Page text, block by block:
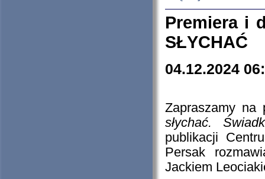
Premiera i
SŁYCHAĆ
04.12.2024
Zapraszamy
słychać.
publikacji
Persak
Jackiem